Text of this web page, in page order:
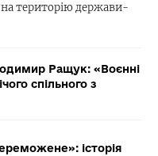
на територію держави-
Ращук: «Воєнні
спільного з
історія